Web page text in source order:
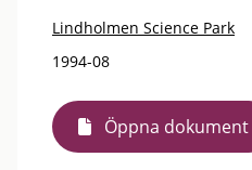
Lindholmen Science Park
1994-08
Öppna dokument